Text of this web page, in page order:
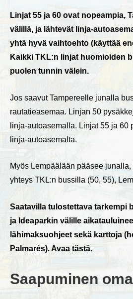
Linjat 55 ja 60 ovat nopeampia,
välillä, ja lähtevät linja-
yhtä hyvä vaihtoehto (käyttää
Kaikki TKL:n linjat huomioiden
puolen tunnin välein.
Jos saavut Tampereelle junalla
rautatieasemaa. Linjan 50
linja-autoasemalla. Linjat 55 ja 60
linja-autoasemalta.
Myös Lempäälään pääsee
yhteys TKL:n bussilla (50, 55),
Saatavilla tulostettava tarkempi
ja Ideaparkin välille
lähimaksuohjeet sekä karttoja
Palmarés). Avaa tästä.
Saapuminen